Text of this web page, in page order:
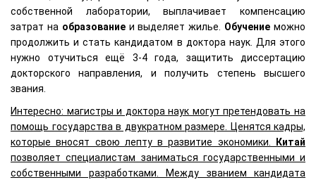
собственной лаборатории, выплачивает компенсацию
затрат на образованиеи выделяет жилье. Обучение можно
продолжить и стать кандидатом в доктора наук. Для этого
нужно отучиться ещё 3-4 года, защитить диссертацию
докторского направления, и получить степень высшего
звания.
Интересно: магистры и доктора наук могут претендовать на
помощь государства в двукратном размере. Ценятся кадры,
которые вносят свою лепту в развитие экономики.
Китай
позволяет специалистам заниматься государственными и
собственными разработками. Между званием кандидата